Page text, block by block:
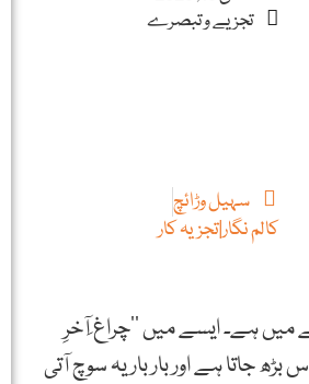
تجزیے و تبصرے
سہیل وڑائچ
کالم نگار|تجزیہ کار
میں ہے۔ ایسے میں ’’چراغ ِآخرِ
جاتا ہے اور بار بار یہ سوچ آتی